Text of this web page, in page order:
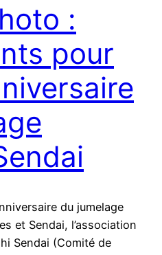
:
pour
du jumelage
et Sendai, l’association
Sendai (Comité de